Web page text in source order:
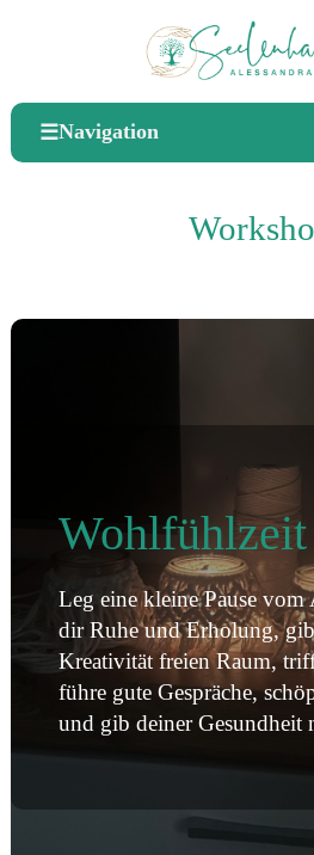
☰Navigation
Wohlfühlzeit
Leg eine kleine Pause
dir Ruhe und Erholung,
Kreativität freien Raum,
führe gute Gespräche,
und gib deiner Gesundheit